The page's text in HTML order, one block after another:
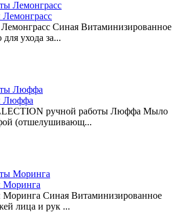
Синая Витаминизированное
ухода за...
Люффа
ручной работы Люффа Мыло
(отшелушивающ...
Моринга
Синая Витаминизированное
лица и рук ...